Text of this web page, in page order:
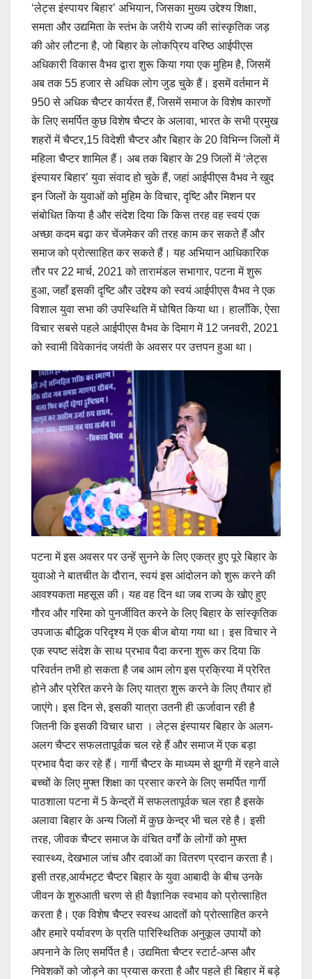
‘लेट्स इंस्पायर बिहार’ अभियान, जिसका मुख्य उद्देश्य शिक्षा,
समता और उद्यमिता के स्तंभ के जरीये राज्य की सांस्कृतिक जड़
की ओर लौटना है, जो बिहार के लोकप्रिय वरिष्ठ आईपीएस
अधिकारी विकास वैभव द्वारा शुरू किया गया एक मुहिम है, जिसमें
अब तक 55 हजार से अधिक लोग जुड चुके हैं। इसमें वर्तमान में
950 से अधिक चैप्टर कार्यरत हैं, जिसमें समाज के विशेष कारणों
के लिए समर्पित कुछ विशेष चैप्टर के अलावा, भारत के सभी प्रमुख
शहरों में चैप्टर,15 विदेशी चैप्टर और बिहार के 20 विभिन्न जिलों में
महिला चैप्टर शामिल हैं। अब तक बिहार के 29 जिलों में ‘लेट्स
इंस्पायर बिहार’ युवा संवाद हो चुके हैं, जहां आईपीएस वैभव ने खुद
इन जिलों के युवाओं को मुहिम के विचार, दृष्टि और मिशन पर
संबोधित किया है और संदेश दिया कि किस तरह वह स्वयं एक
अच्छा कदम बढ़ा कर चेंजमेकर की तरह काम कर सकते हैं और
समाज को प्रोत्साहित कर सकते हैं। यह अभियान आधिकारिक
तौर पर 22 मार्च, 2021 को तारामंडल सभागार, पटना में शुरू
हुआ, जहाँ इसकी दृष्टि और उद्देश्य को स्वयं आईपीएस वैभव ने एक
विशाल युवा सभा की उपस्थिति में घोषित किया था। हालाँकि, ऐसा
विचार सबसे पहले आईपीएस वैभव के दिमाग में 12 जनवरी, 2021
को स्वामी विवेकानंद जयंती के अवसर पर उत्तपन हुआ था।
पटना में इस अवसर पर उन्हें सुनने के लिए एकत्र हुए पूरे बिहार के
युवाओ ने बातचीत के दौरान, स्वयं इस आंदोलन को शुरू करने की
आवश्यकता महसूस की। यह वह दिन था जब राज्य के खोए हुए
गौरव और गरिमा को पुनर्जीवित करने के लिए बिहार के सांस्कृतिक
उपजाऊ बौद्धिक परिदृश्य में एक बीज बोया गया था। इस विचार ने
एक स्पष्ट संदेश के साथ प्रभाव पैदा करना शुरू कर दिया कि
परिवर्तन तभी हो सकता है जब आम लोग इस प्रक्रिया में प्रेरित
होने और प्रेरित करने के लिए यात्रा शुरू करने के लिए तैयार हों
जाएंगे। इस दिन से, इसकी यात्रा उतनी ही ऊर्जावान रही है
जितनी कि इसकी विचार धारा । लेट्स इंस्पायर बिहार के अलग-
अलग चैप्टर सफलतापूर्वक चल रहे हैं और समाज में एक बड़ा
प्रभाव पैदा कर रहे हैं। गार्गी चैप्टर के माध्यम से झुग्गी में रहने वाले
बच्चों के लिए मुफ्त शिक्षा का प्रसार करने के लिए समर्पित गार्गी
पाठशाला पटना में 5 केन्द्रों में सफलतापूर्वक चल रहा है इसके
अलावा बिहार के अन्य जिलों में कुछ केन्द्र भी चल रहे है। इसी
तरह, जीवक चैप्टर समाज के वंचित वर्गों के लोगों को मुफ्त
स्वास्थ्य, देखभाल जांच और दवाओं का वितरण प्रदान करता है।
इसी तरह,आर्यभट्ट चैप्टर बिहार के युवा आबादी के बीच उनके
जीवन के शुरुआती चरण से ही वैज्ञानिक स्वभाव को प्रोत्साहित
करता है। एक विशेष चैप्टर स्वस्थ आदतों को प्रोत्साहित करने
और हमारे पर्यावरण के प्रति पारिस्थितिक अनुकूल उपायों को
अपनाने के लिए समर्पित है। उद्यमिता चैप्टर स्टार्ट-अप्स और
निवेशकों को जोड़ने का प्रयास करता है और पहले ही बिहार में बड़े